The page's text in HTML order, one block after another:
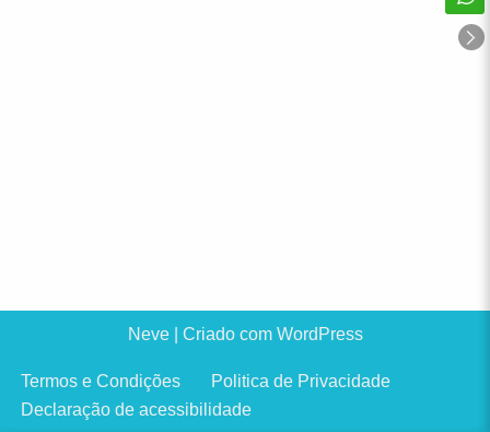
Neve| Criado com WordPress
Termos e Condições
Politica de Privacidade
Declaração de acessibilidade